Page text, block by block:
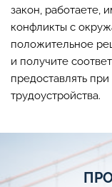
закон, работаете,
конфликты с
положительное
и получите
предоставлять
трудоустройства.